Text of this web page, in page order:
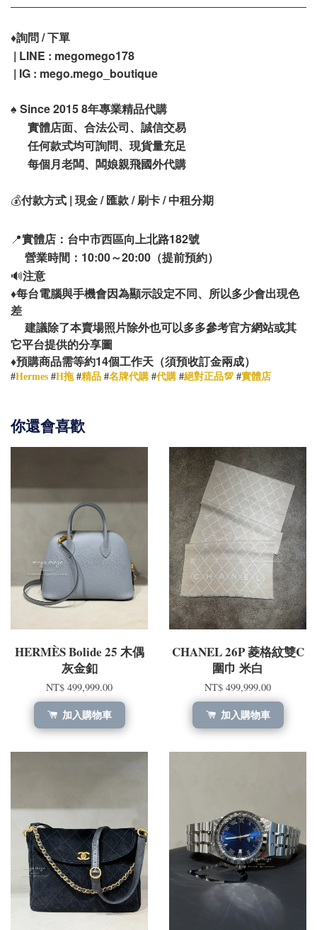
♦️詢問 / 下單
| LINE : megomego178
| IG : mego.mego_boutique
♠️ Since 2015 8年專業精品代購
實體店面、合法公司、誠信交易
任何款式均可詢問、現貨量充足
每個月老闆、闆娘親飛國外代購
💰付款方式 | 現金 / 匯款 / 刷卡 / 中租分期
📍實體店：台中市西區向上北路182號
營業時間：10:00～20:00（提前預約）
🔊注意
♦️每台電腦與手機會因為顯示設定不同、所以多少會出現色
差
建議除了本賣場照片除外也可以多多參考官方網站或其
它平台提供的分享圖
♦️預購商品需等約14個工作天（須預收訂金兩成）
#Hermes #H拖#精品 #名牌代購 #代購 #絕對正品💯 #實體店
你還會喜歡
HERMÈS Bolide 25 木偶
灰金釦
NT$ 499,999.00
加入購物車
CHANEL 26P 菱格紋雙C
圍巾 米白
NT$ 499,999.00
加入購物車